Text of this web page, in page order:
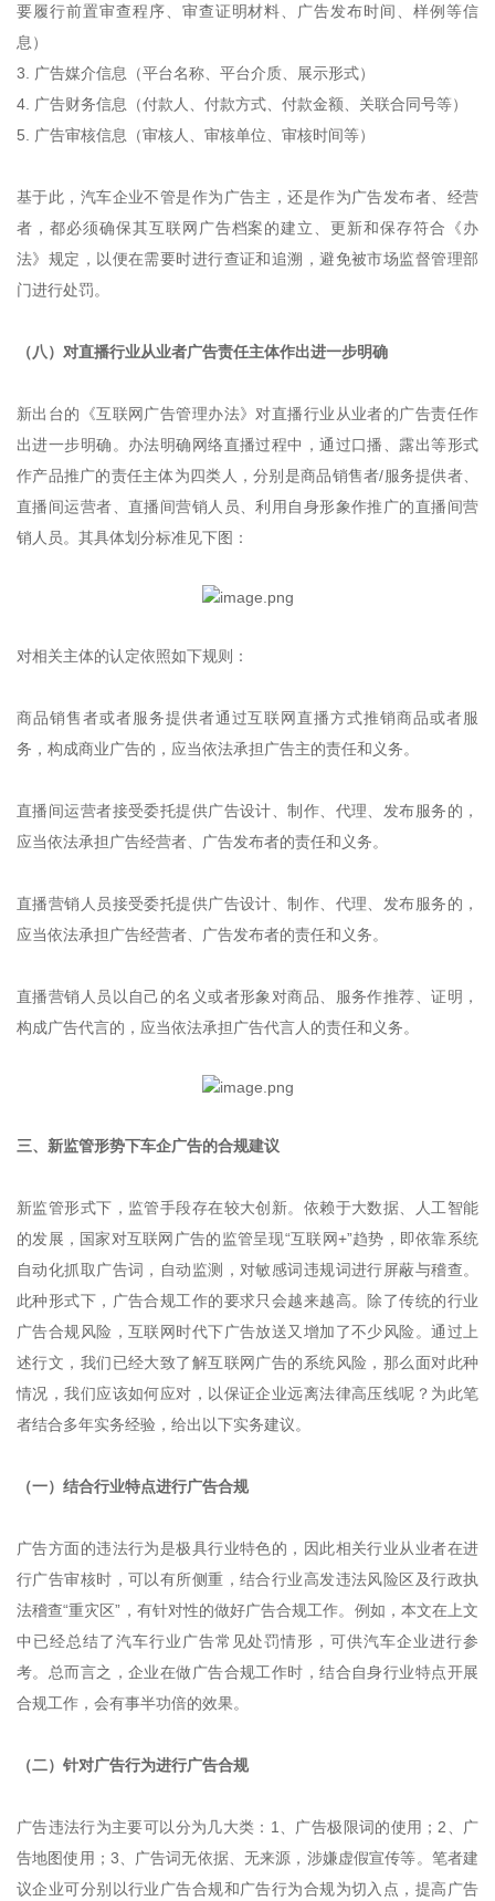
要履行前置审查程序、审查证明材料、广告发布时间、样例等信
息）
3. 广告媒介信息（平台名称、平台介质、展示形式）
4. 广告财务信息（付款人、付款方式、付款金额、关联合同号等）
5. 广告审核信息（审核人、审核单位、审核时间等）
基于此，汽车企业不管是作为广告主，还是作为广告发布者、经营
者，都必须确保其互联网广告档案的建立、更新和保存符合《办
法》规定，以便在需要时进行查证和追溯，避免被市场监督管理部
门进行处罚。
（八）对直播行业从业者广告责任主体作出进一步明确
新出台的《互联网广告管理办法》对直播行业从业者的广告责任作
出进一步明确。办法明确网络直播过程中，通过口播、露出等形式
作产品推广的责任主体为四类人，分别是商品销售者/服务提供者、
直播间运营者、直播间营销人员、利用自身形象作推广的直播间营
销人员。其具体划分标准见下图：
对相关主体的认定依照如下规则：
商品销售者或者服务提供者通过互联网直播方式推销商品或者服
务，构成商业广告的，应当依法承担广告主的责任和义务。
直播间运营者接受委托提供广告设计、制作、代理、发布服务的，
应当依法承担广告经营者、广告发布者的责任和义务。
直播营销人员接受委托提供广告设计、制作、代理、发布服务的，
应当依法承担广告经营者、广告发布者的责任和义务。
直播营销人员以自己的名义或者形象对商品、服务作推荐、证明，
构成广告代言的，应当依法承担广告代言人的责任和义务。
三、新监管形势下车企广告的合规建议
新监管形式下，监管手段存在较大创新。依赖于大数据、人工智能
的发展，国家对互联网广告的监管呈现“互联网+”趋势，即依靠系统
自动化抓取广告词，自动监测，对敏感词违规词进行屏蔽与稽查。
此种形式下，广告合规工作的要求只会越来越高。除了传统的行业
广告合规风险，互联网时代下广告放送又增加了不少风险。通过上
述行文，我们已经大致了解互联网广告的系统风险，那么面对此种
情况，我们应该如何应对，以保证企业远离法律高压线呢？为此笔
者结合多年实务经验，给出以下实务建议。
（一）结合行业特点进行广告合规
广告方面的违法行为是极具行业特色的，因此相关行业从业者在进
行广告审核时，可以有所侧重，结合行业高发违法风险区及行政执
法稽查“重灾区”，有针对性的做好广告合规工作。例如，本文在上文
中已经总结了汽车行业广告常见处罚情形，可供汽车企业进行参
考。总而言之，企业在做广告合规工作时，结合自身行业特点开展
合规工作，会有事半功倍的效果。
（二）针对广告行为进行广告合规
广告违法行为主要可以分为几大类：1、广告极限词的使用；2、广
告地图使用；3、广告词无依据、无来源，涉嫌虚假宣传等。笔者建
议企业可分别以行业广告合规和广告行为合规为切入点，提高广告